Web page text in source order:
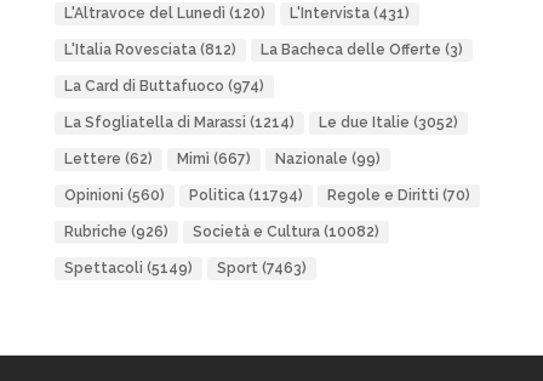
L'Altravoce del Lunedì (120) L'Intervista(431)
L'Italia Rovesciata(812) La Bacheca delle Offerte (3)
La Card di Buttafuoco (974)
La Sfogliatella di Marassi (1214) Le due Italie (3052)
Lettere (62) Mimì (667) Nazionale (99)
Opinioni (560) Politica(11794) Regole e Diritti (70)
Rubriche (926) Società e Cultura(10082)
Spettacoli (5149) Sport(7463)